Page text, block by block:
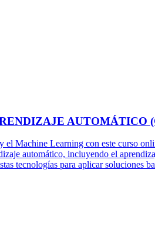
AUTOMÁTICO
Machine Learning con este curso
automático, incluyendo el
tecnologías para aplicar soluciones